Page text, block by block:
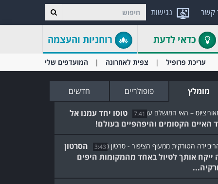
נגישות קשר
כדאי לדעת רוחניות והעצמה
עריכת פרופיל צפית לאחרונה המועדפים שלי
מומלץ פופולריים חדשים
7:41
טוסו יחד עמנו אל
האיים הקסומים והיפהפיים בעולם!
3:43
הסרטון
ייקח אותך לטיול באחד מהמקומות היפים